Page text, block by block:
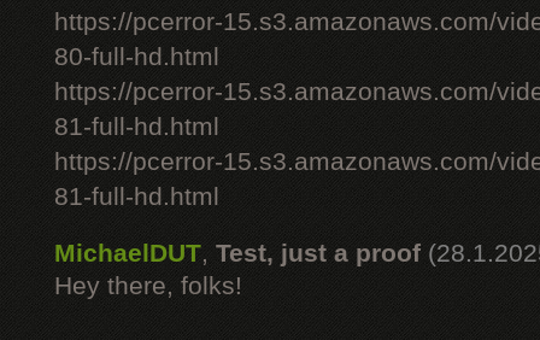
https://pcerror-15.s3.amazonaws.com/
80-full-hd.html
https://pcerror-15.s3.amazonaws.com/
81-full-hd.html
https://pcerror-15.s3.amazonaws.com/
81-full-hd.html
MichaelDUT, Test, just a proof
Hey there, folks!